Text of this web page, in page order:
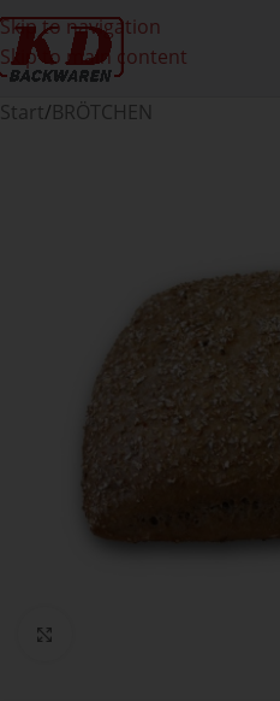
Skip to navigation
Skip to main content
Start/BRÖTCHEN